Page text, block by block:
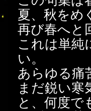
夏、秋をめ
再び春へと
これは単純
い。
あらゆる痛
まだ鋭い寒
と、何度で